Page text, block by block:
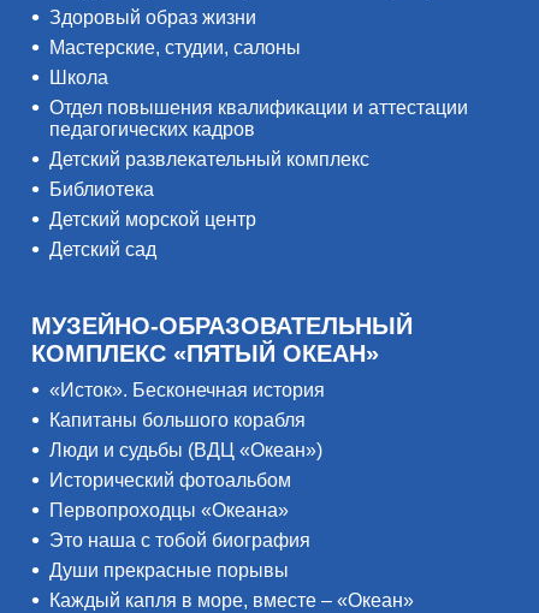
Здоровый образ жизни
Мастерские, студии, салоны
Школа
Отдел повышения квалификации и аттестации
педагогических кадров
Детский развлекательный комплекс
Библиотека
Детский морской центр
Детский сад
МУЗЕЙНО-ОБРАЗОВАТЕЛЬНЫЙ
КОМПЛЕКС «ПЯТЫЙ ОКЕАН»
«Исток». Бесконечная история
Капитаны большого корабля
Люди и судьбы (ВДЦ «Океан»)
Исторический фотоальбом
Первопроходцы «Океана»
Это наша с тобой биография
Души прекрасные порывы
Каждый капля в море, вместе – «Океан»